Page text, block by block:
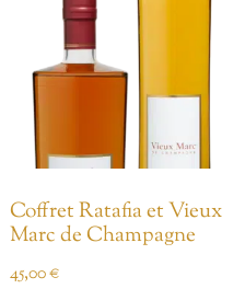
Coffret Ratafia et Vieux
Marc de Champagne
45,00€